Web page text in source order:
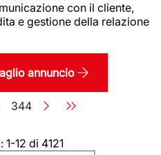
con il cliente,
e gestione della relazione
annuncio
Pagina
344
1-12 di 4121